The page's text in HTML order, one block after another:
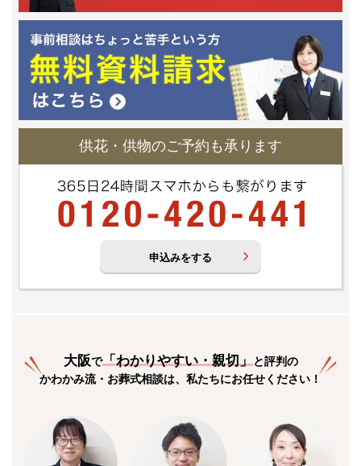
供花・供物のご予約も承ります
申込みをする
大阪で「わかりやすい・親切」と評判の
かわかみ流・お葬式相談は、私たちにお任せください！